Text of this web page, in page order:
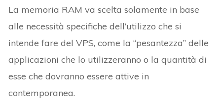
La memoria RAM va scelta solamente in base
alle necessità specifiche dell’utilizzo che si
intende fare del VPS, come la “pesantezza” delle
applicazioni che lo utilizzeranno o la quantità di
esse che dovranno essere attive in
contemporanea.